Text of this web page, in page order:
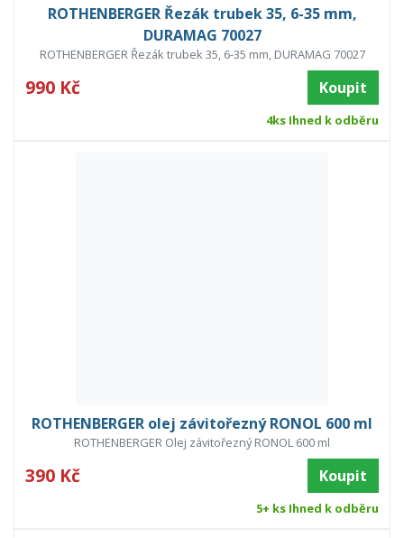
ROTHENBERGER Řezák trubek 35, 6-35 mm,
DURAMAG 70027
ROTHENBERGER Řezák trubek 35, 6-35 mm, DURAMAG 70027
990 Kč Koupit
4ks Ihned k odběru
ROTHENBERGER olej závitořezný RONOL 600 ml
ROTHENBERGER Olej závitořezný RONOL 600 ml
390 Kč Koupit
5+ ks Ihned k odběru